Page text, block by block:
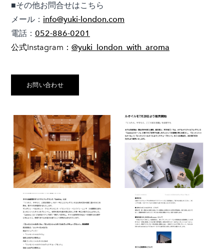
■その他お問合せはこちら
メール： info@yuki-london.com
電話： 052-886-0201
公式Instagram： @yuki_london_with_aroma
お問い合わせ